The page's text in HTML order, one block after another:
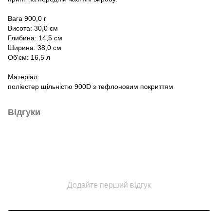
Вага 900,0 г
Висота: 30,0 см
Глибина: 14,5 см
Ширина: 38,0 см
Об'єм: 16,5 л
Матеріал:
поліестер щільністю 900D з тефлоновим покриттям
Відгуки
Додайте перший відгук